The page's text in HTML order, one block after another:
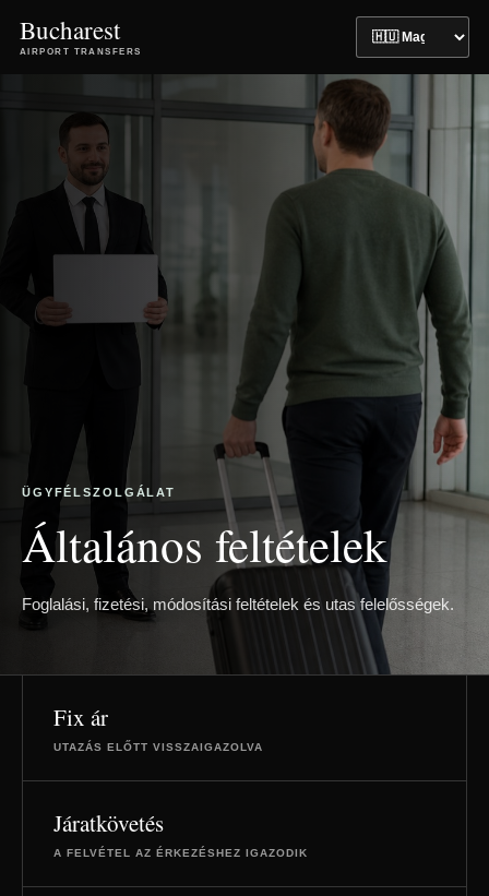
Bucharest
AIRPORT TRANSFERS
ÜGYFÉLSZOLGÁLAT
Általános feltételek
Foglalási, fizetési, módosítási feltételek és utas felelősségek.
Fix ár
UTAZÁS ELŐTT VISSZAIGAZOLVA
Járatkövetés
A FELVÉTEL AZ ÉRKEZÉSHEZ IGAZODIK